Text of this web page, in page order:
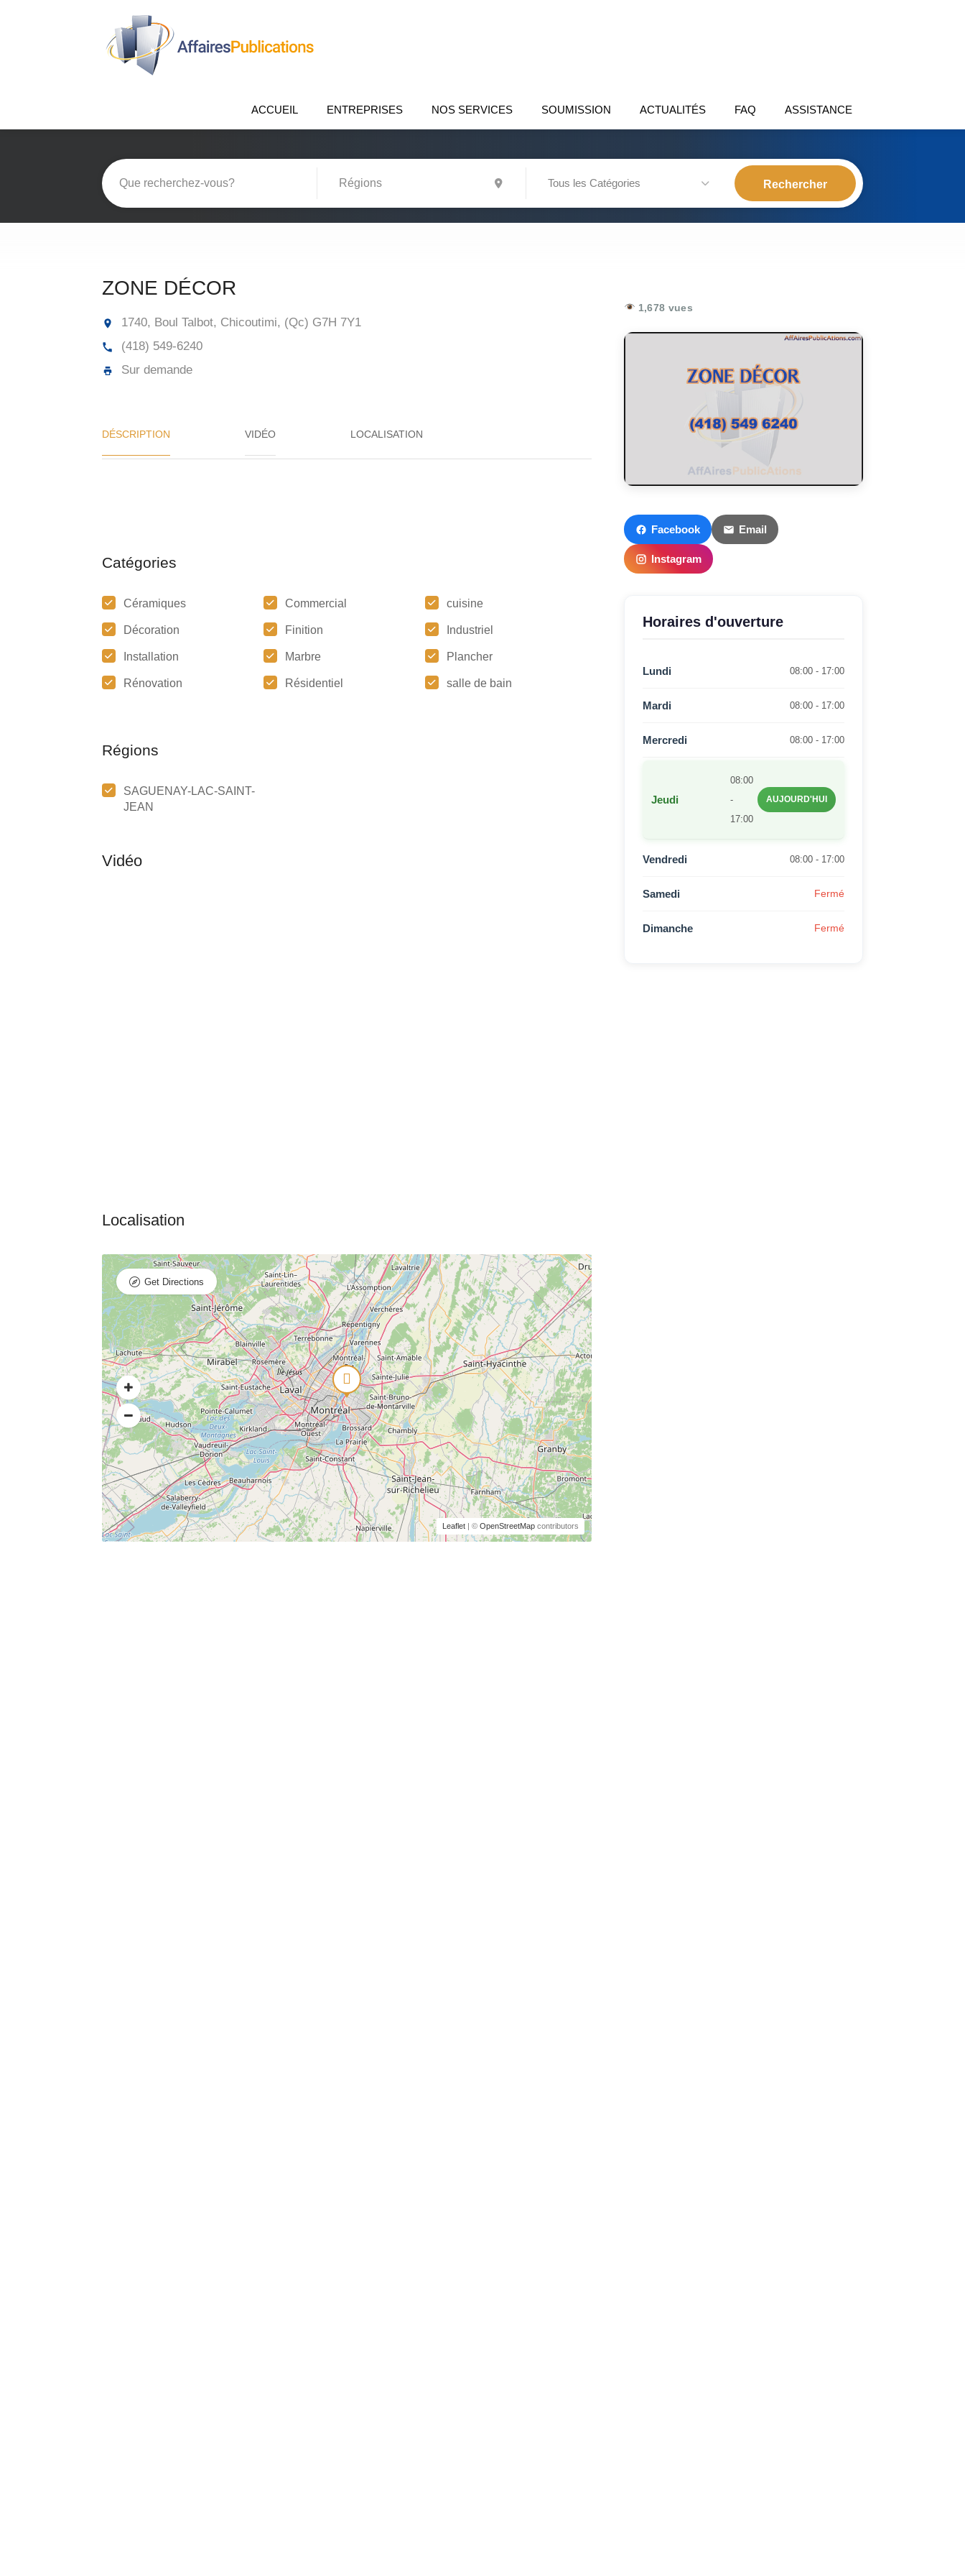
ACCUEIL ENTREPRISES NOS SERVICES SOUMISSION ACTUALITÉS FAQ ASSISTANCE
Tous les Catégories
ZONE DÉCOR
1740, Boul Talbot, Chicoutimi, (Qc) G7H 7Y1
(418) 549-6240
Sur demande
DÉSCRIPTION VIDÉO
Catégories
Céramiques Commercial cuisine
Décoration Finition Industriel
Installation Marbre Plancher
Rénovation Résidentiel salle de bain
Régions
SAGUENAY-LAC-SAINT-
JEAN
Leaflet| © OpenStreetMapcontributors
Get Directions
1,678 vues
Facebook Email
Instagram
Horaires d'ouverture
Lundi 08:00 - 17:00
Mardi 08:00 - 17:00
Mercredi 08:00 - 17:00
Jeudi
08:00
-
17:00
AUJOURD'HUI
Vendredi 08:00 - 17:00
Samedi Fermé
Dimanche Fermé